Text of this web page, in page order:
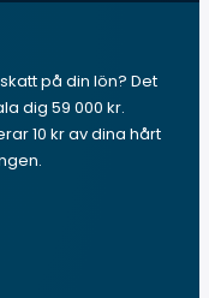
på din lön? Det
dig 59 000 kr.
10 kr av dina hårt